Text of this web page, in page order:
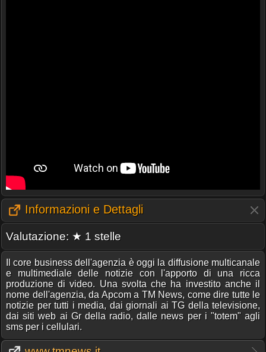
Informazioni e Dettagli
Valutazione: ★ 1 stelle
Il core business dell'agenzia è oggi la diffusione multicanale
e multimediale delle notizie con l'apporto di una ricca
produzione di video. Una svolta che ha investito anche il
nome dell'agenzia, da Apcom a TM News, come dire tutte le
notizie per tutti i media, dai giornali ai TG della televisione,
dai siti web ai Gr della radio, dalle news per i "totem" agli
sms per i cellulari.